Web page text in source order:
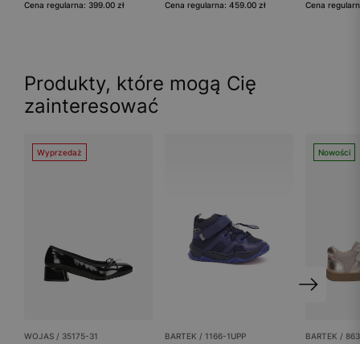
Cena regularna: 399.00 zł
Cena regularna: 459.00 zł
Cena
Produkty, które mogą Cię
zainteresować
Wyprzedaż
WOJAS / 35175-31 BARTEK / 1166-1UPP
Nowości
BARTEK /